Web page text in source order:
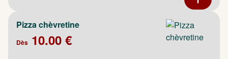
Pizza chèvretine
Dès 10.00 €